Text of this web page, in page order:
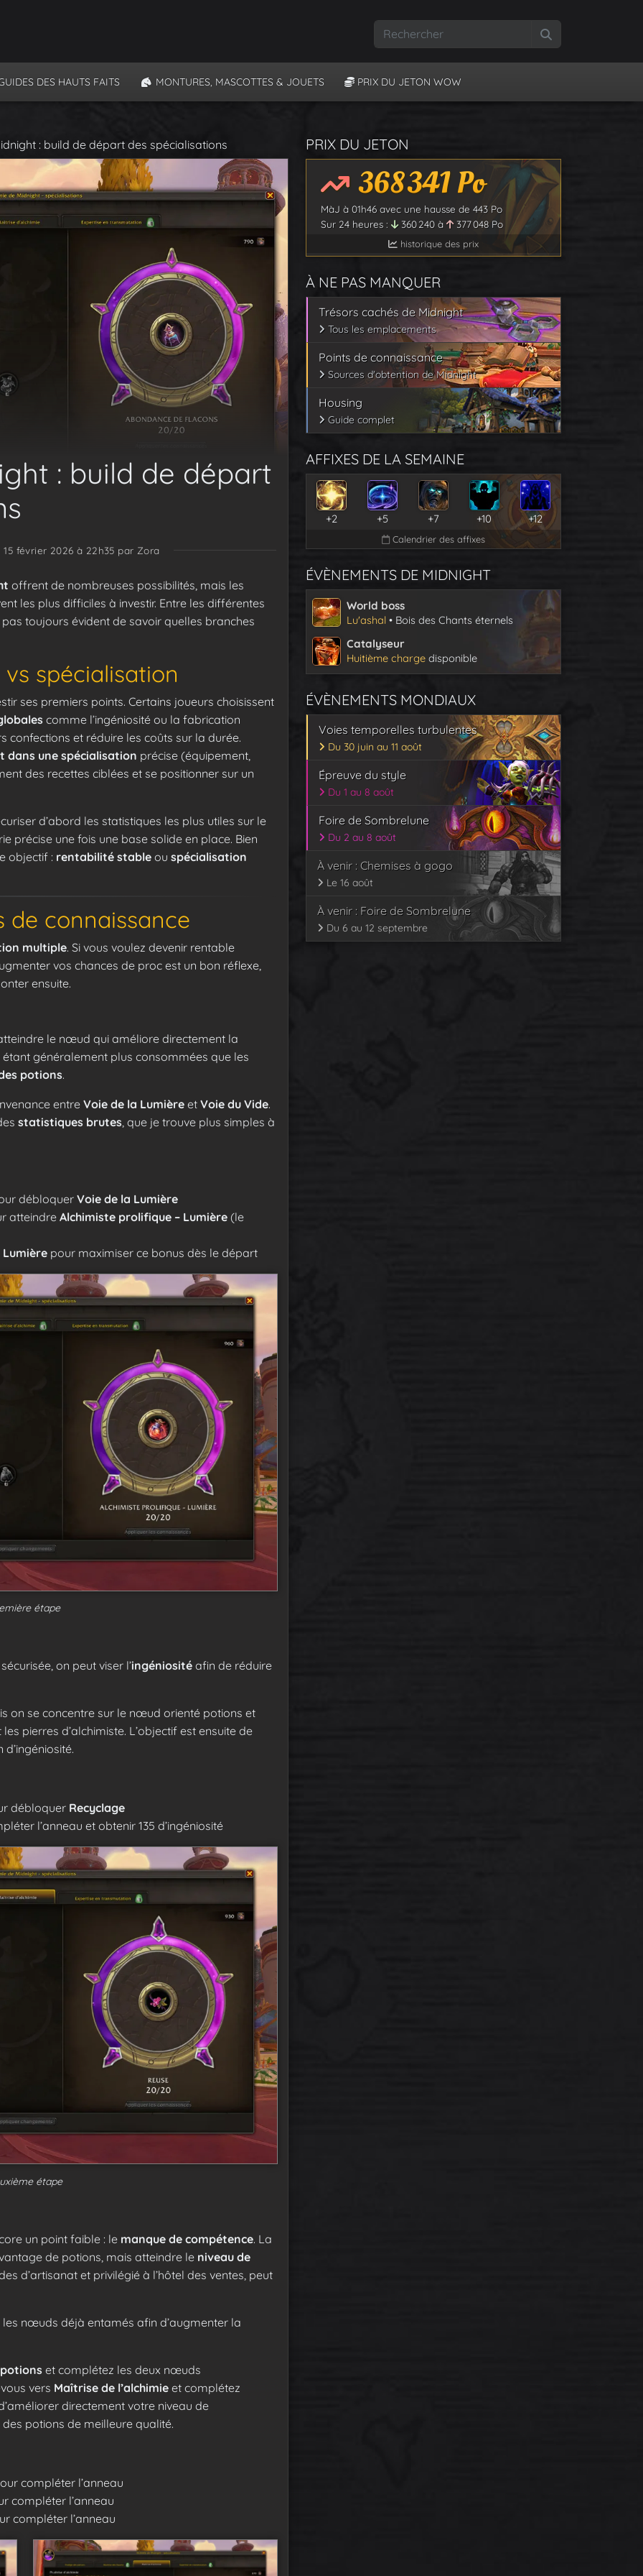
DES HAUTS FAITS MONTURES, MASCOTTES & JOUETS PRIX DU JETON WOW
: build de départ des spécialisations
: build de départ
15 février 2026 à 22h35 par Zora
offrent de nombreuses possibilités, mais les
les plus difficiles à investir. Entre les différentes
toujours évident de savoir quelles branches
spécialisation
ses premiers points. Certains joueurs choisissent
comme l’ingéniosité ou la fabrication
confections et réduire les coûts sur la durée.
une spécialisation précise (équipement,
des recettes ciblées et se positionner sur un
d’abord les statistiques les plus utiles sur le
précise une fois une base solide en place. Bien
objectif : rentabilité stable ou spécialisation
de connaissance
multiple. Si vous voulez devenir rentable
vos chances de proc est un bon réflexe,
ensuite.
le nœud qui améliore directement la
étant généralement plus consommées que les
potions.
entre Voie de la Lumière et Voie du Vide.
statistiques brutes , que je trouve plus simples à
débloquer Voie de la Lumière
atteindre Alchimiste prolifique – Lumière (le
pour maximiser ce bonus dès le départ
étape
on peut viser l’ingéniosité afin de réduire
on se concentre sur le nœud orienté potions et
pierres d’alchimiste. L’objectif est ensuite de
débloquer Recyclage
l’anneau et obtenir 135 d’ingéniosité
étape
un point faible : le manque de compétence. La
de potions, mais atteindre le niveau de
d’artisanat et privilégié à l’hôtel des ventes, peut
nœuds déjà entamés afin d’augmenter la
et complétez les deux nœuds
vers Maîtrise de l’alchimie et complétez
directement votre niveau de
potions de meilleure qualité.
compléter l’anneau
compléter l’anneau
compléter l’anneau
PRIX DU JETON
368 341Po
MàJ à 01h46 avec une hausse de 443 Po
Sur 24 heures :
360 240 à 377 048 Po
historique des prix
À NE PAS MANQUER
Trésors cachés de Midnight
Tous les emplacements
Points de connaissance
Sources d'obtention de Midnight
Housing
Guide complet
AFFIXES DE LA SEMAINE
+2 +5 +7 +10 +12
Calendrier des affixes
ÉVÈNEMENTS DE MIDNIGHT
World boss
Lu'ashal • Bois des Chants éternels
Catalyseur
Huitième charge disponible
ÉVÈNEMENTS MONDIAUX
Voies temporelles turbulentes
Du 30 juin au 11 août
Épreuve du style
Du 1 au 8 août
Foire de Sombrelune
Du 2 au 8 août
À venir : Chemises à gogo
Le 16 août
À venir : Foire de Sombrelune
Du 6 au 12 septembre